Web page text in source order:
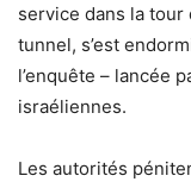
service dans la tour
tunnel, s’est
l’enquête – lancée
israéliennes.
Les autorités